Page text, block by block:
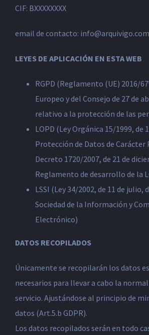
CIF: BXXXXXXXX
email de contacto: info@arquivigo.com
LEYES DE APLICACIÓN EN ESTA WEB
RGPD (Reglamento (UE) 2016/
Europeo y del Consejo de 27 de
relativo a la protección de las
LOPD (Ley Orgánica 15/1999, de
Protección de Datos de Carácter
Decreto 1720/2007, de 21 de
Reglamento de desarrollo de la
LSSI (Ley 34/2002, de 11 de julio,
Sociedad de la Información y
Electrónico)
DATOS RECOPILADOS
Únicamente se recopilarán los datos
necesarios para llevar a cabo la
servicio. Ajustándose al principio de
datos (Art.5.b GDPR).
Los datos recopilados serán en todo